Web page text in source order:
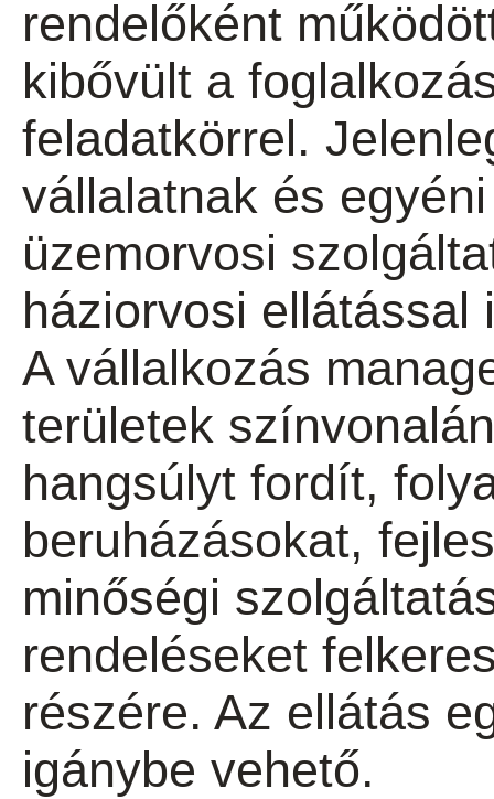
rendelőként
kibővült a
feladatkörrel.
vállalatnak és
üzemorvosi
háziorvosi ellátással
A vállalkozás
területek
hangsúlyt fordít,
beruházásokat,
minőségi
rendeléseket
részére. Az ellátás
igánybe vehető.